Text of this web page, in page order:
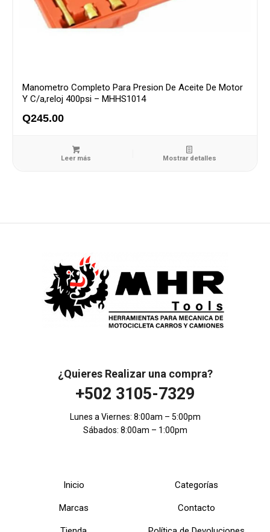
Manometro Completo Para Presion De Aceite De Motor
Y C/a,reloj 400psi – MHHS1014
Q245.00
Leer más Mostrar detalles
¿Quieres Realizar una compra?
+502 3105-7329
Lunes a Viernes: 8:00am – 5:00pm
Sábados: 8:00am – 1:00pm
Inicio Categorías
Marcas Contacto